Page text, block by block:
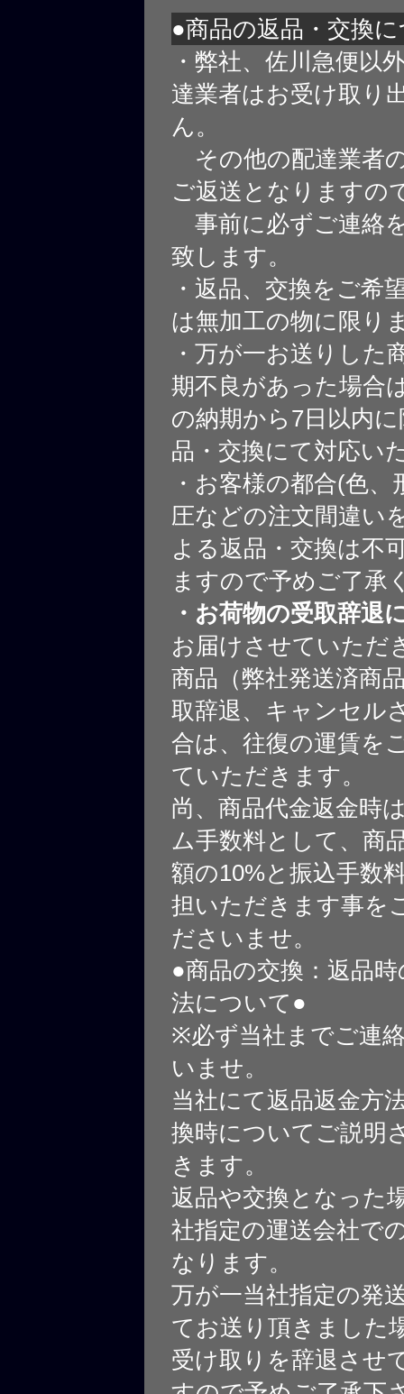
●商品の返品・交換
・弊社、佐川急便以
達業者はお受け取り
ん。
その他の配達業者
ご返送となりますの
事前に必ずご連絡
致します。
・返品、交換をご希
は無加工の物に限り
・万が一お送りした
期不良があった場合
の納期から7日以内
品・交換にて対応い
・お客様の都合(色、
圧などの注文間違い
よる返品・交換は不
ますので予めご了承
・お荷物の受取辞退
お届けさせていただ
商品（弊社発送済商
取辞退、キャンセル
合は、往復の運賃を
ていただきます。
尚、商品代金返金時
ム手数料として、商
額の10%と振込手数
担いただきます事を
ださいませ。
●商品の交換：返品
法について●
※必ず当社までご連
いませ。
当社にて返品返金方
換時についてご説明
きます。
返品や交換となった
社指定の運送会社で
なります。
万が一当社指定の発
てお送り頂きました
受け取りを辞退させ